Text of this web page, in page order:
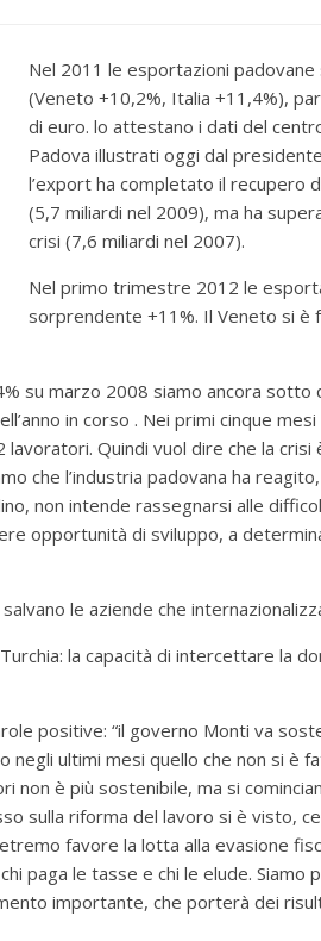
Nel 2011 le esportazioni
(Veneto +10,2%, Italia +11,4%),
di euro. lo attestano i dati del
Padova illustrati oggi dal
l’export ha completato il recupero
(5,7 miliardi nel 2009), ma ha
crisi (7,6 miliardi nel 2007).
Nel primo trimestre 2012 le
sorprendente +11%. Il Veneto si è
su marzo 2008 siamo ancora sotto
in corso . Nei primi cinque mesi
Quindi vuol dire che la crisi
che l’industria padovana ha
non intende rassegnarsi alle
opportunità di sviluppo, a
le aziende che
la capacità di intercettare la
positive: “il governo Monti va
negli ultimi mesi quello che non si è
non è più sostenibile, ma si
sulla riforma del lavoro si è visto,
favore la lotta alla evasione
paga le tasse e chi le elude. Siamo
importante, che porterà dei